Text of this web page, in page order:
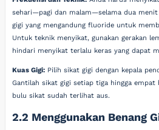
sehari—pagi dan malam—selama dua menit
gigi yang mengandung fluoride untuk
Untuk teknik menyikat, gunakan gerakan
hindari menyikat terlalu keras yang dapat
Kuas Gigi: Pilih sikat gigi dengan kepala
Gantilah sikat gigi setiap tiga hingga
bulu sikat sudah terlihat aus.
2.2 Menggunakan Benang